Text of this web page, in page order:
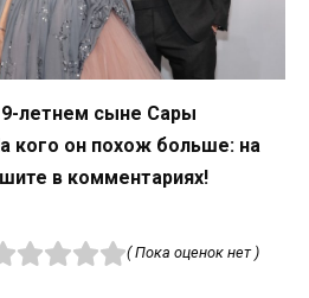
летнем сыне Сары
кого он похож больше: на
в комментариях!
( Пока оценок нет )